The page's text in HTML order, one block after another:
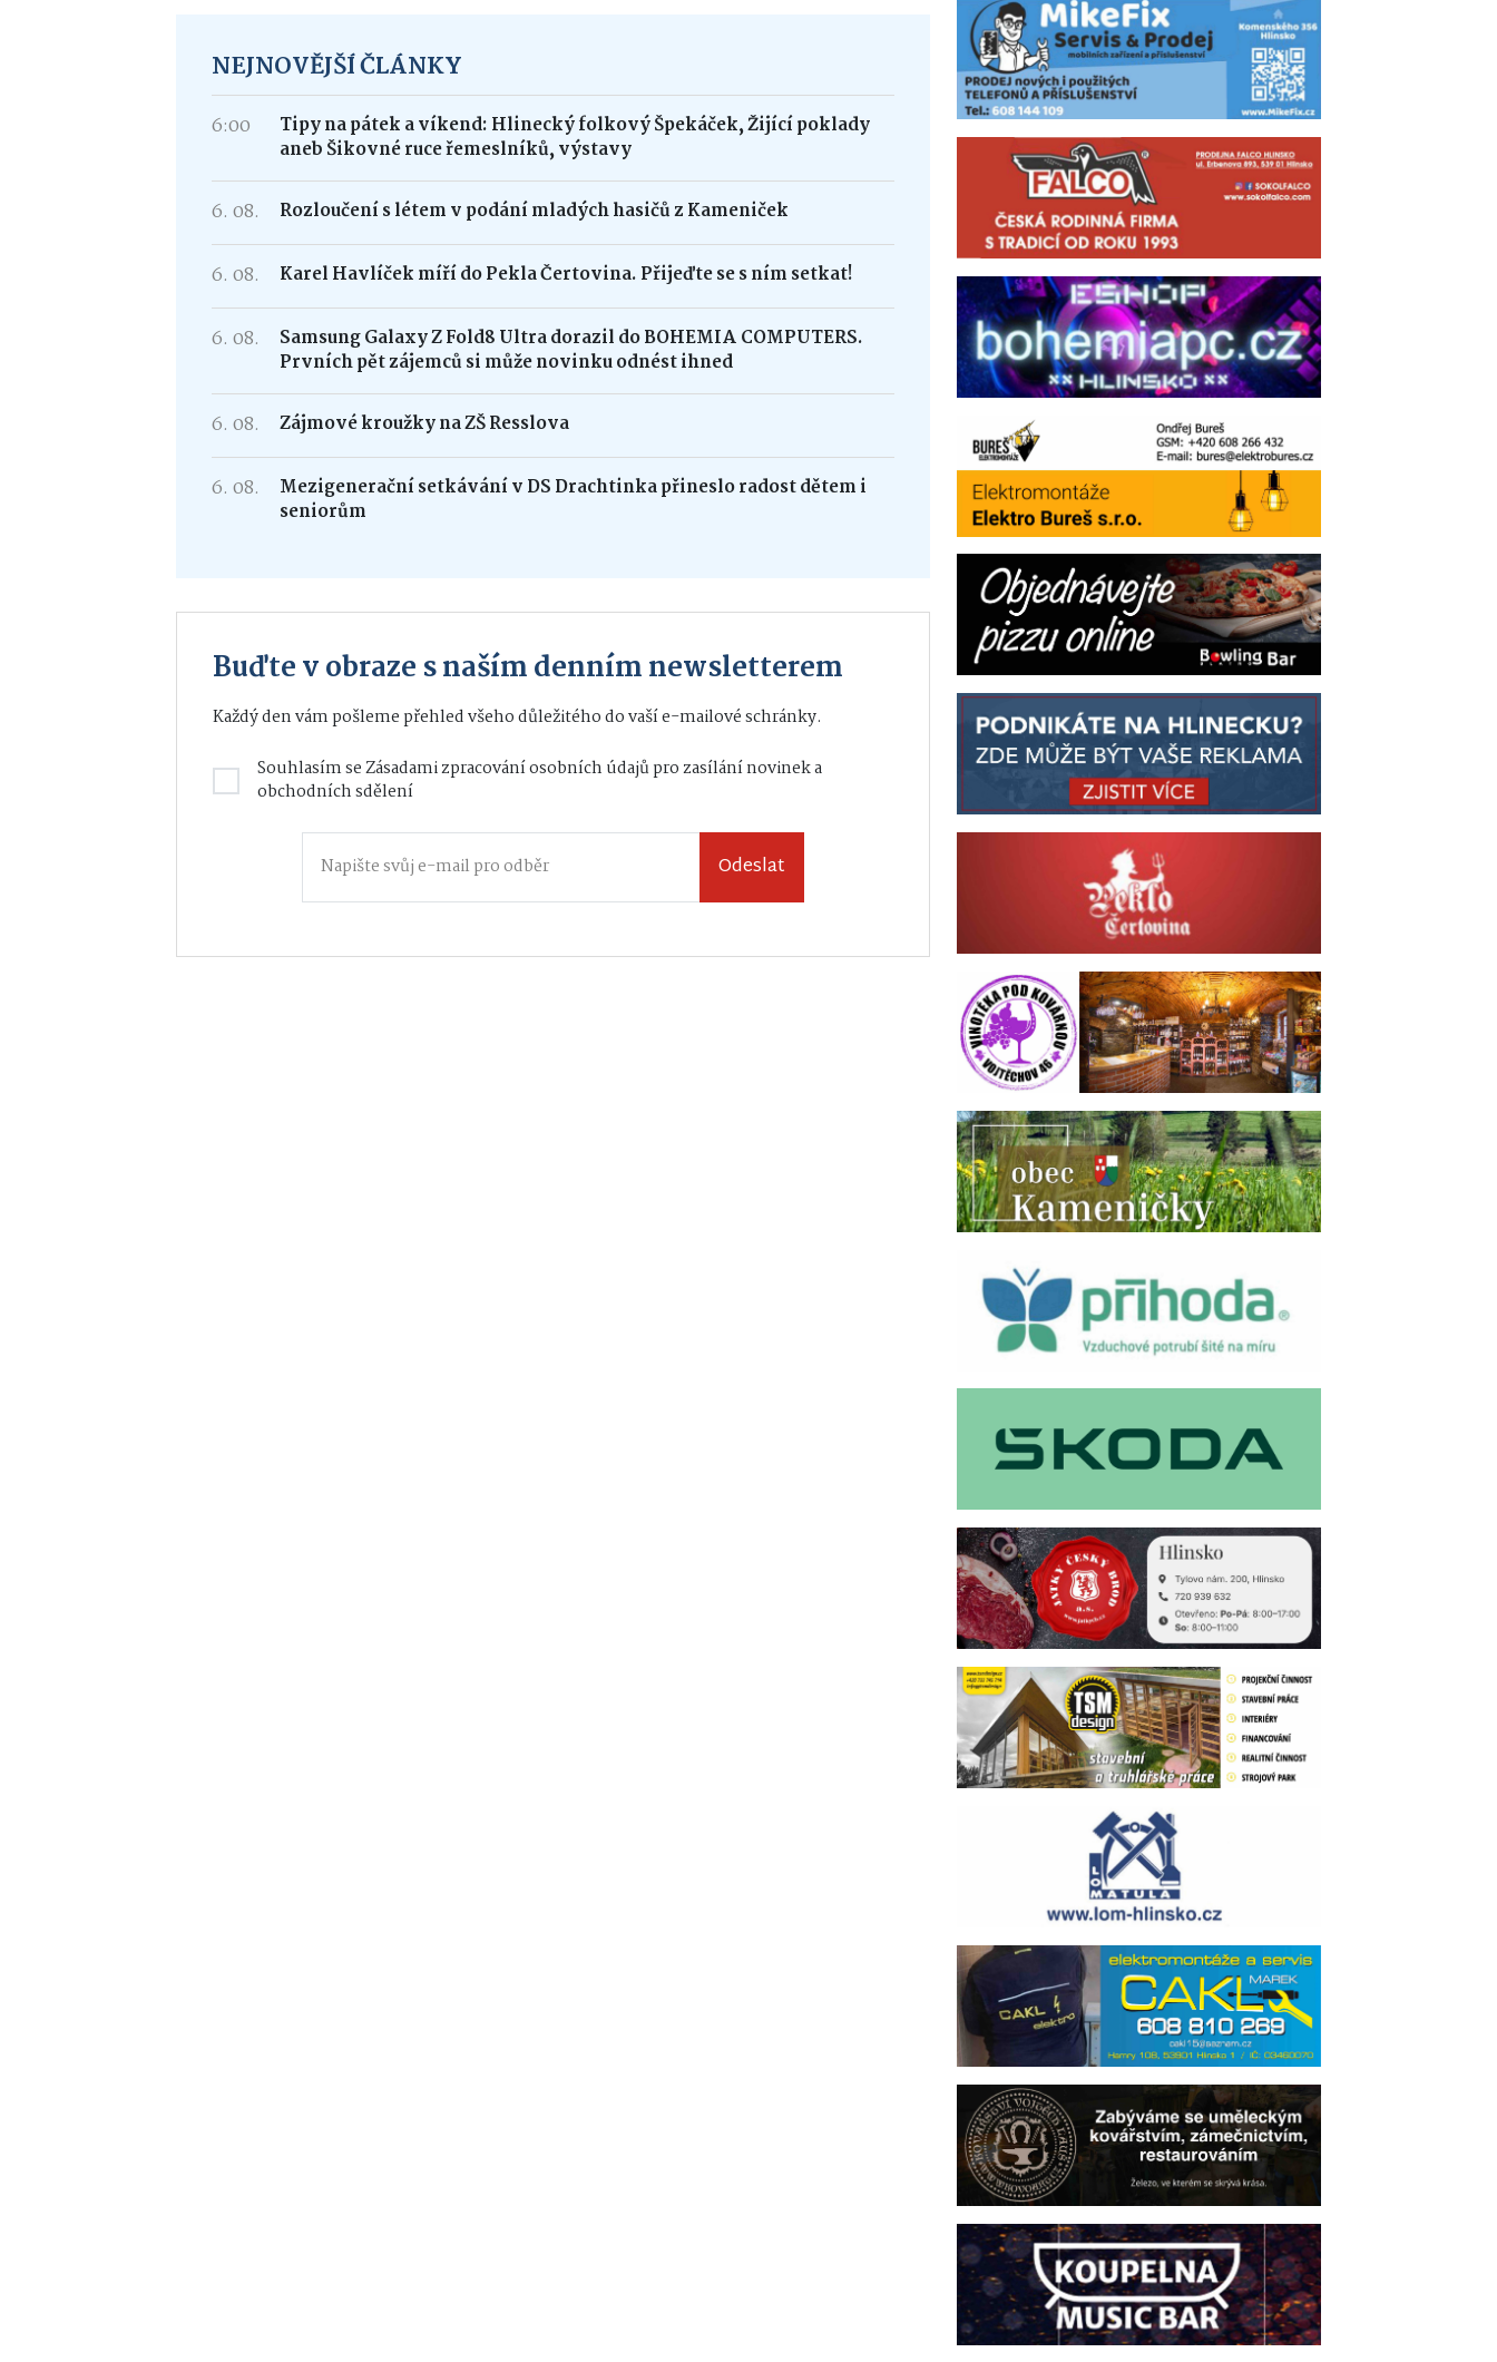
NEJNOVĚJŠÍ ČLÁNKY
6:00
Tipy na pátek a víkend: Hlinecký folkový Špekáček, Žijící poklady
aneb Šikovné ruce řemeslníků, výstavy
6. 08. Rozloučení s létem v podání mladých hasičů z Kameniček
6. 08. Karel Havlíček míří do Pekla Čertovina. Přijeďte se s ním setkat!
6. 08.
Samsung Galaxy Z Fold8 Ultra dorazil do BOHEMIA COMPUTERS.
Prvních pět zájemců si může novinku odnést ihned
6. 08. Zájmové kroužky na ZŠ Resslova
6. 08.
Mezigenerační setkávání v DS Drachtinka přineslo radost dětem i
seniorům
Buďte v obraze s naším denním newsletterem
Každý den vám pošleme přehled všeho důležitého do vaší e-mailové schránky.
Souhlasím seZásadami zpracování osobních údajůpro zasílání novinek a
obchodních sdělení
Odeslat